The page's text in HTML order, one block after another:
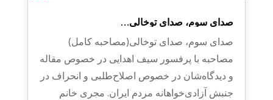
صدای سوم، صدای توخالی…
صدای سوم، صدای توخالی(مصاحبه کامل)
مصاحبه با پرفسور سیف اهدایی در خصوص مقاله
و دیدگاه‌شان در خصوص اصلاح‌طلبی و انحراف در
جنبش آزادی‌خواهانه مردم ایران. مجری خانم